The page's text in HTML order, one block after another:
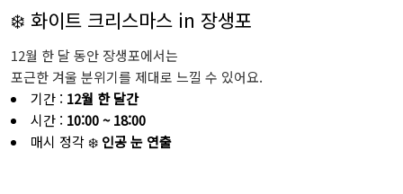
❄️ 화이트 크리스마스 in 장생포
12월 한 달 동안 장생포에서는
포근한 겨울 분위기를 제대로 느낄 수 있어요.
기간 : 12월 한 달간
시간 : 10:00 ~ 18:00
매시 정각 ❄️ 인공 눈 연출